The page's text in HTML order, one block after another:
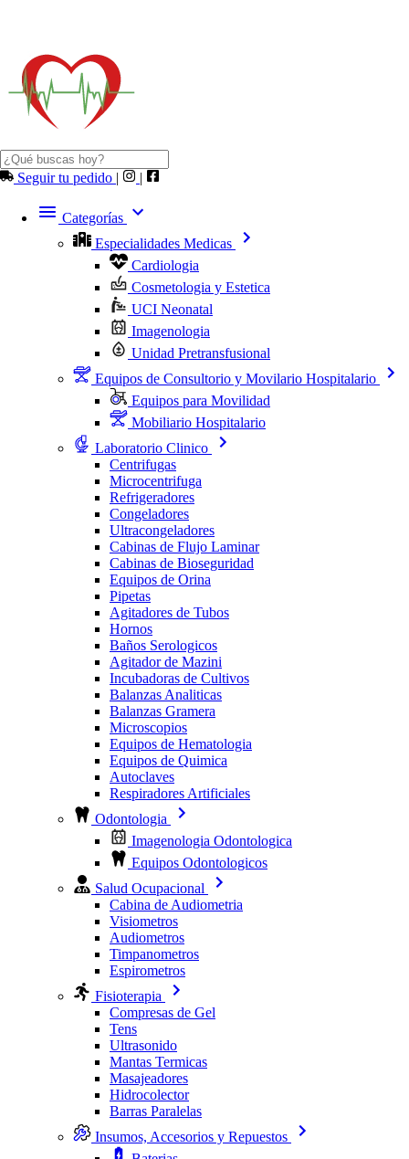
Seguir tu pedido | |
Categorías
Especialidades Medicas
Cardiologia
Cosmetologia y Estetica
UCI Neonatal
Imagenologia
Unidad Pretransfusional
Equipos de Consultorio y Movilario Hospitalario
Equipos para Movilidad
Mobiliario Hospitalario
Laboratorio Clinico
Centrifugas
Microcentrifuga
Refrigeradores
Congeladores
Ultracongeladores
Cabinas de Flujo Laminar
Cabinas de Bioseguridad
Equipos de Orina
Pipetas
Agitadores de Tubos
Hornos
Baños Serologicos
Agitador de Mazini
Incubadoras de Cultivos
Balanzas Analiticas
Balanzas Gramera
Microscopios
Equipos de Hematologia
Equipos de Quimica
Autoclaves
Respiradores Artificiales
Odontologia
Imagenologia Odontologica
Equipos Odontologicos
Salud Ocupacional
Cabina de Audiometria
Visiometros
Audiometros
Timpanometros
Espirometros
Fisioterapia
Compresas de Gel
Tens
Ultrasonido
Mantas Termicas
Masajeadores
Hidrocolector
Barras Paralelas
Insumos, Accesorios y Repuestos